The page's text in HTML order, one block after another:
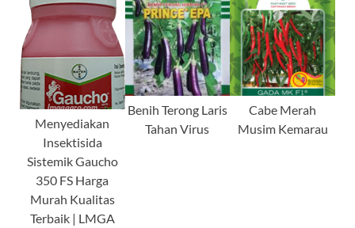
Menyediakan
Insektisida
Sistemik Gaucho
350 FS Harga
Murah Kualitas
Terbaik | LMGA
Benih Terong Laris
Tahan Virus
Cabe Merah
Musim Kemarau